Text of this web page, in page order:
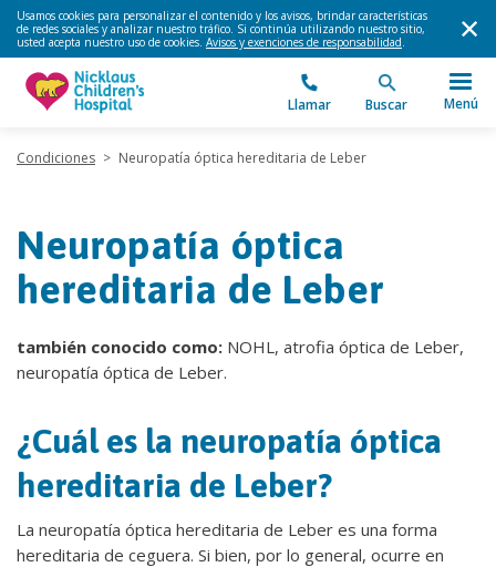
Usamos cookies para personalizar el contenido y los avisos, brindar características
de redes sociales y analizar nuestro tráfico. Si continúa utilizando nuestro sitio,
usted acepta nuestro uso de cookies. Avisos y exenciones de responsabilidad.
Llamar Buscar Menú
Condiciones > Neuropatía óptica hereditaria de Leber
Neuropatía óptica
hereditaria de Leber
también conocido como: NOHL, atrofia óptica de Leber,
neuropatía óptica de Leber.
¿Cuál es la neuropatía óptica
hereditaria de Leber?
La neuropatía óptica hereditaria de Leber es una forma
hereditaria de ceguera. Si bien, por lo general, ocurre en